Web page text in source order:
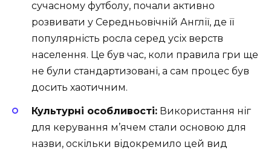
сучасному футболу, почали активно
розвивати у Середньовічній Англії, де її
популярність росла серед усіх верств
населення. Це був час, коли правила гри ще
не були стандартизовані, а сам процес був
досить хаотичним.
Культурні особливості: Використання ніг
для керування м’ячем стали основою для
назви, оскільки відокремило цей вид